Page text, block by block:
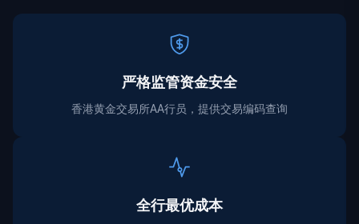
严格监管资金安全
香港黄金交易所AA行员，提供交易编码查询
全行最优成本